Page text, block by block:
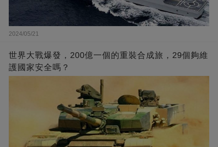
2024/05/21
世界大戰爆發，200億一個的重裝合成旅，29個夠維
護國家安全嗎？